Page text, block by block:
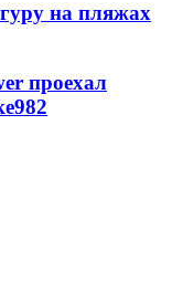
на пляжах
проехал
982